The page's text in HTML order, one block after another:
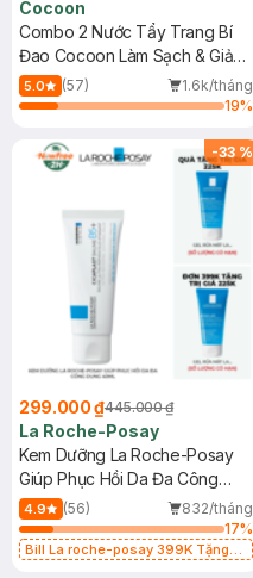
Cocoon
Combo 2 Nước Tẩy Trang Bí
Đao Cocoon Làm Sạch & Giảm
Dầu 500ml
5.0 (57)
1.6k/tháng
19%
-33 %
299.000 ₫445.000 ₫
La Roche-Posay
Kem Dưỡng La Roche-Posay
Giúp Phục Hồi Da Đa Công
Dụng 40ml
4.9 (56)
832/tháng
17%
Bill La roche-posay 399K Tặng